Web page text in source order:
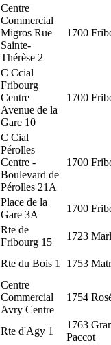
Centre
Commercial
Migros Rue
Sainte-
Thérèse 2
1700
C Ccial
Fribourg
Centre
Avenue de la
Gare 10
1700
C Cial
Pérolles
Centre -
Boulevard de
Pérolles 21A
1700
Place de la
Gare 3A
1700
Rte de
Fribourg 15
1723
Rte du Bois 1 1753
Centre
Commercial
Avry Centre
1754
Rte d'Agy 1
1763
Paccot